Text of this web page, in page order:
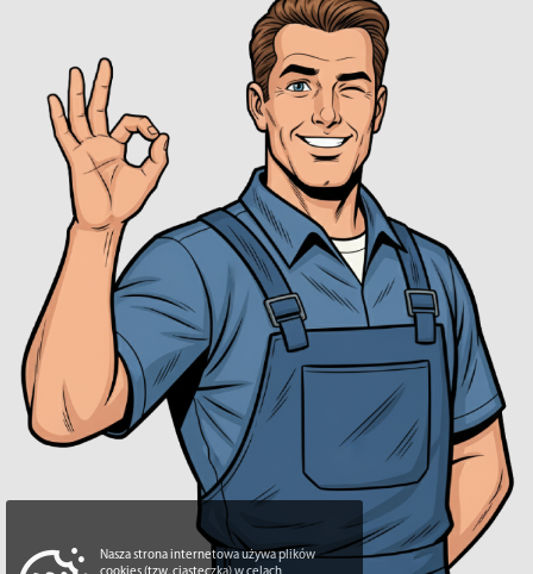
Nasza strona internetowa używa plików